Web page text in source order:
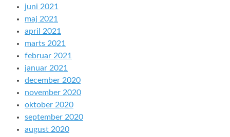
juni 2021
maj 2021
april 2021
marts 2021
februar 2021
januar 2021
december 2020
november 2020
oktober 2020
september 2020
august 2020